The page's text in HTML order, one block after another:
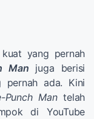
yang pernah
Man juga berisi
pernah ada. Kini
Punch Mantelah
di YouTube